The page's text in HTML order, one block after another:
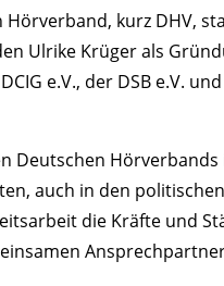
Hörverband, kurz DHV,
Ulrike Krüger als
e.V., der DSB e.V.
Deutschen
auch in den
die Kräfte und